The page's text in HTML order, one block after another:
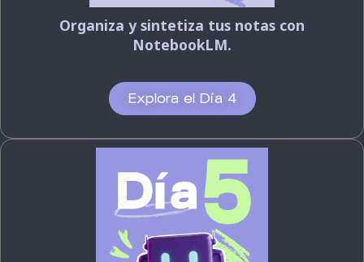
Organiza y sintetiza tus notas con
NotebookLM.
Explora el Día 4